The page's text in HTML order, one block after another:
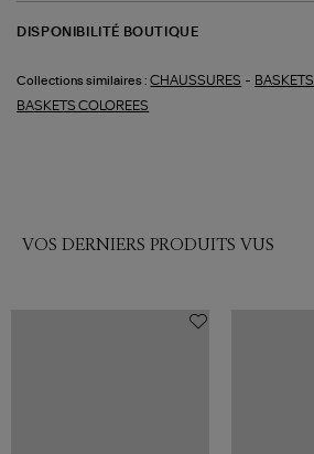
DISPONIBILITÉ BOUTIQUE
Collections similaires : CHAUSSURES - BASKETS
BASKETS COLOREES
VOS DERNIERS PRODUITS VUS